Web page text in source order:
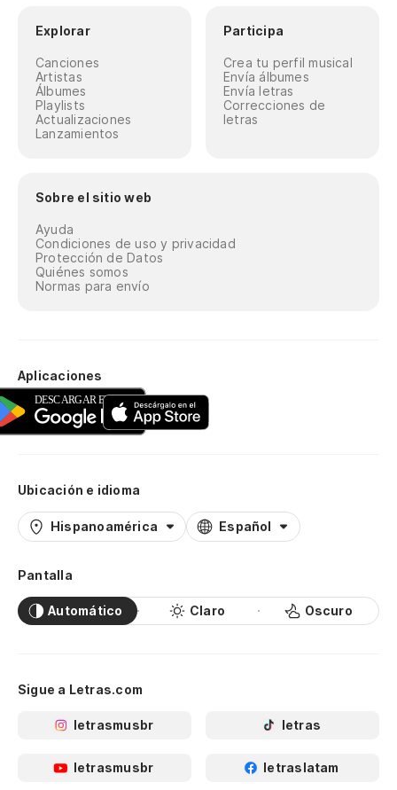
Explorar
Canciones
Artistas
Álbumes
Playlists
Actualizaciones
Lanzamientos
Participa
Crea tu perfil musical
Envía álbumes
Envía letras
Correcciones de
letras
Sobre el sitio web
Ayuda
Condiciones de uso y privacidad
Protección de Datos
Quiénes somos
Normas para envío
Aplicaciones
Ubicación e idioma
Hispanoamérica Español
Pantalla
Automático Claro Oscuro
Sigue a Letras.com
letrasmusbr letras
letrasmusbr letraslatam